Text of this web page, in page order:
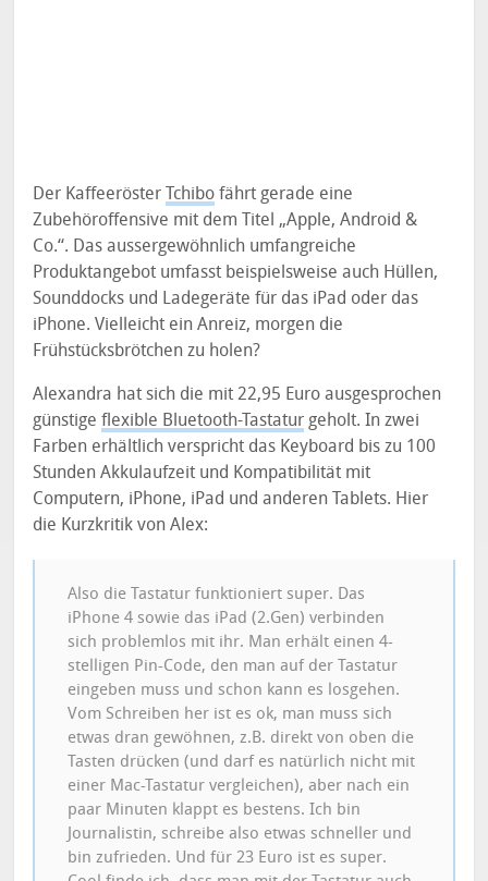
Der KaffeerösterTchibo fährt gerade eine
Zubehöroffensive mit dem Titel „Apple, Android &
Co.“. Das aussergewöhnlich umfangreiche
Produktangebot umfasst beispielsweise auch Hüllen,
Sounddocks und Ladegeräte für das iPad oder das
iPhone. Vielleicht ein Anreiz, morgen die
Frühstücksbrötchen zu holen?
Alexandra hat sich die mit 22,95 Euro ausgesprochen
günstigeflexible Bluetooth-Tastatur geholt. In zwei
Farben erhältlich verspricht das Keyboard bis zu 100
Stunden Akkulaufzeit und Kompatibilität mit
Computern, iPhone, iPad und anderen Tablets. Hier
die Kurzkritik von Alex:
Also die Tastatur funktioniert super. Das
iPhone 4 sowie das iPad (2.Gen) verbinden
sich problemlos mit ihr. Man erhält einen 4-
stelligen Pin-Code, den man auf der Tastatur
eingeben muss und schon kann es losgehen.
Vom Schreiben her ist es ok, man muss sich
etwas dran gewöhnen, z.B. direkt von oben die
Tasten drücken (und darf es natürlich nicht mit
einer Mac-Tastatur vergleichen), aber nach ein
paar Minuten klappt es bestens. Ich bin
Journalistin, schreibe also etwas schneller und
bin zufrieden. Und für 23 Euro ist es super.